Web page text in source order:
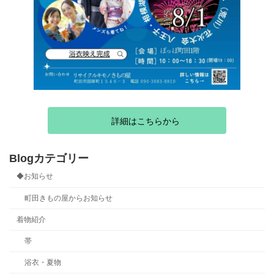
詳細はこちらから
Blogカテゴリー
◆お知らせ
町田きもの屋からお知らせ
着物紹介
帯
浴衣・夏物